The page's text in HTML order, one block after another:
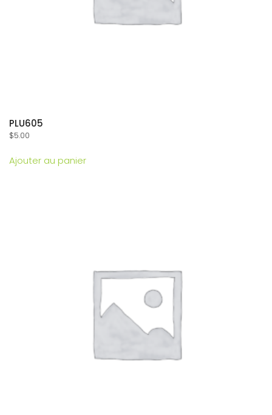
PLU605
$5.00
Ajouter au panier